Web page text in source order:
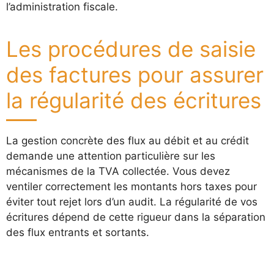
l’administration fiscale.
Les procédures de saisie
des factures pour assurer
la régularité des écritures
La gestion concrète des flux au débit et au crédit
demande une attention particulière sur les
mécanismes de la TVA collectée. Vous devez
ventiler correctement les montants hors taxes pour
éviter tout rejet lors d’un audit. La régularité de vos
écritures dépend de cette rigueur dans la séparation
des flux entrants et sortants.